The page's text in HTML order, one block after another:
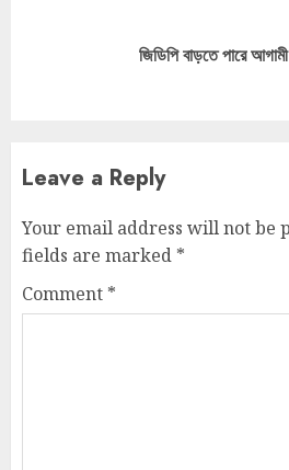
জিডিপি বাড়তে পারে
Leave a Reply
Your email address will not be
fields are marked *
Comment *